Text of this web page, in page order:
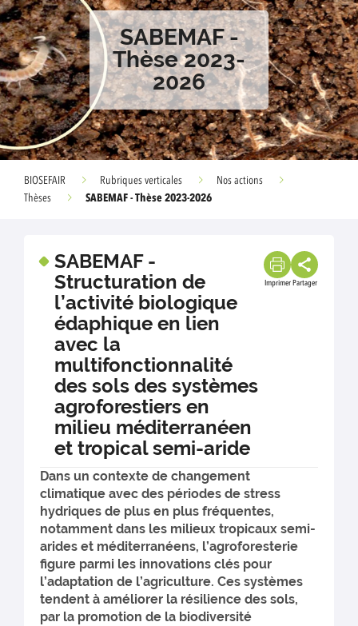
SABEMAF -
Thèse 2023-
2026
BIOSEFAIR Rubriques verticales
Nos actions
Thèses
SABEMAF - Thèse 2023-2026
SABEMAF -
Structuration de
l’activité biologique
édaphique en lien
avec la
multifonctionnalité
des sols des systèmes
agroforestiers en
milieu méditerranéen
et tropical semi-aride
Imprimer Partager
Dans un contexte de changement
climatique avec des périodes de stress
hydriques de plus en plus fréquentes,
notamment dans les milieux tropicaux semi-
arides et méditerranéens, l’agroforesterie
figure parmi les innovations clés pour
l’adaptation de l’agriculture. Ces systèmes
tendent à améliorer la résilience des sols,
par la promotion de la biodiversité